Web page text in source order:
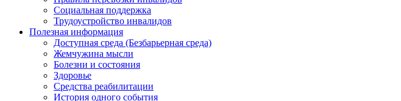
Социальная поддержка
Трудоустройство инвалидов
Полезная информация
Доступная среда (Безбарьерная среда)
Жемчужина мысли
Болезни и состояния
Здоровье
Средства реабилитации
История одного события